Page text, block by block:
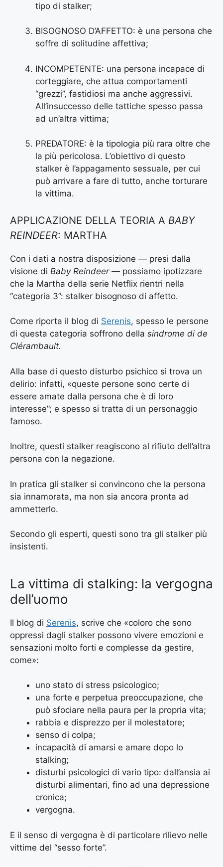
tipo di stalker;
BISOGNOSO D’AFFETTO: è una persona che
soffre di solitudine affettiva;
INCOMPETENTE: una persona incapace di
corteggiare, che attua comportamenti
“grezzi”, fastidiosi ma anche aggressivi.
All’insuccesso delle tattiche spesso passa
ad un’altra vittima;
PREDATORE: è la tipologia più rara oltre che
la più pericolosa. L’obiettivo di questo
stalker è l’appagamento sessuale, per cui
può arrivare a fare di tutto, anche torturare
la vittima.
APPLICAZIONE DELLA TEORIA A BABY
REINDEER: MARTHA
Con i dati a nostra disposizione — presi dalla
visione di Baby Reindeer — possiamo ipotizzare
che la Martha della serie Netflix rientri nella
“categoria 3”: stalker bisognoso di affetto.
Come riporta il blog di Serenis, spesso le persone
di questa categoria soffrono della sindrome di de
Clérambault.
Alla base di questo disturbo psichico si trova un
delirio: infatti, «queste persone sono certe di
essere amate dalla persona che è di loro
interesse”; e spesso si tratta di un personaggio
famoso.
Inoltre, questi stalker reagiscono al rifiuto dell’altra
persona con la negazione.
In pratica gli stalker si convincono che la persona
sia innamorata, ma non sia ancora pronta ad
ammetterlo.
Secondo gli esperti, questi sono tra gli stalker più
insistenti.
La vittima di stalking: la vergogna
dell’uomo
Il blog di Serenis, scrive che «coloro che sono
oppressi dagli stalker possono vivere emozioni e
sensazioni molto forti e complesse da gestire,
come»:
uno stato di stress psicologico;
una forte e perpetua preoccupazione, che
può sfociare nella paura per la propria vita;
rabbia e disprezzo per il molestatore;
senso di colpa;
incapacità di amarsi e amare dopo lo
stalking;
disturbi psicologici di vario tipo: dall’ansia ai
disturbi alimentari, fino ad una depressione
cronica;
vergogna.
E il senso di vergogna è di particolare rilievo nelle
vittime del “sesso forte”.